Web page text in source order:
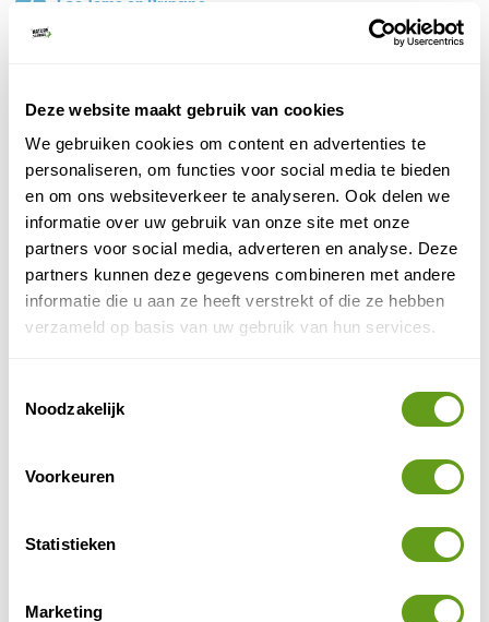
Deze website maakt gebruik van cookies
We gebruiken cookies om content en advertenties te
personaliseren, om functies voor social media te bieden
en om ons websiteverkeer te analyseren. Ook delen we
informatie over uw gebruik van onze site met onze
partners voor social media, adverteren en analyse. Deze
partners kunnen deze gegevens combineren met andere
informatie die u aan ze heeft verstrekt of die ze hebben
verzameld op basis van uw gebruik van hun services.
Noodzakelijk
Voorkeuren
Statistieken
Marketing
Zanzibar
Kaapverdië
Helder Reizen - Oeganda op maat
Individuele reis, Maatwerk
naar Oeganda. Kies jij voor een self-drive of liever
op reis met een privé gids? Alles kan op geregeld.
Van Verre - Rondreizen en bouwstenen Mauritius
Actieve rondreizen in de natuur van Mauritius.
Omdat het zonde is op één plek te blijven.